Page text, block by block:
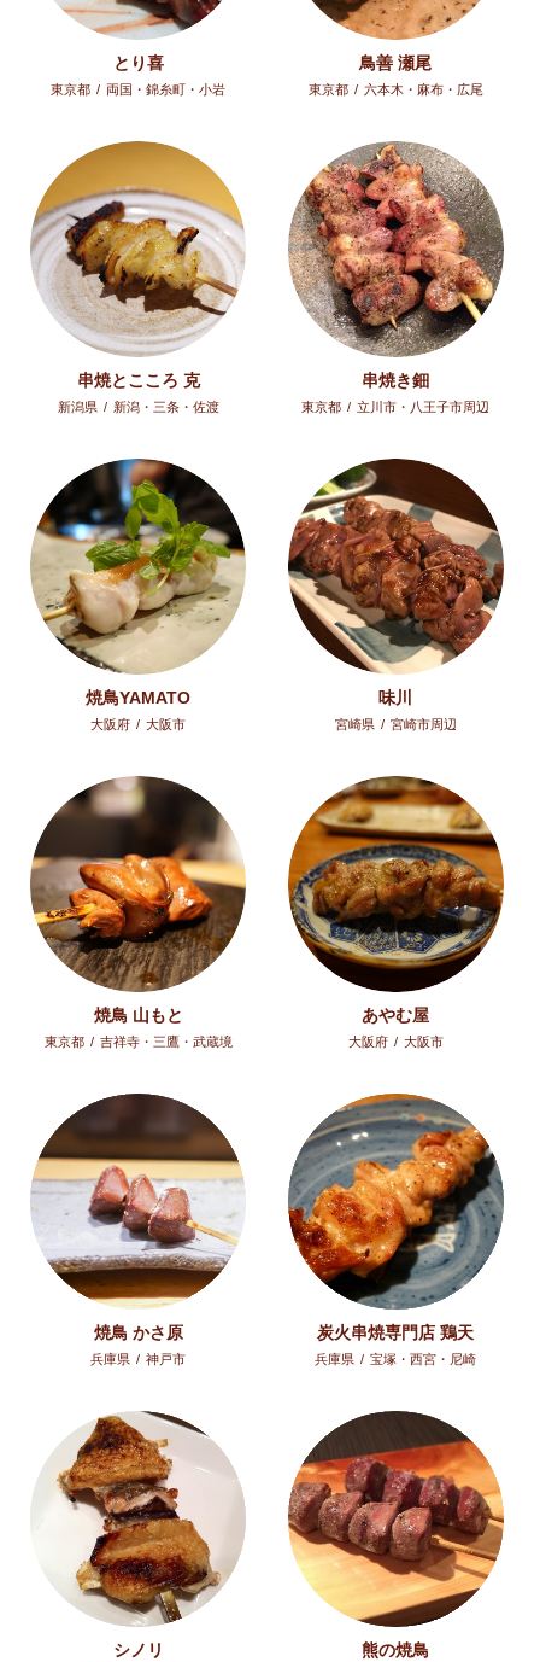
とり喜
東京都 / 両国・錦糸町・小岩
鳥善 瀬尾
東京都 / 六本木・麻布・広尾
串焼とこころ 克
新潟県 / 新潟・三条・佐渡
串焼き鈿
東京都 / 立川市・八王子市周辺
焼鳥YAMATO
大阪府 / 大阪市
味川
宮崎県 / 宮崎市周辺
焼鳥 山もと
東京都 / 吉祥寺・三鷹・武蔵境
あやむ屋
大阪府 / 大阪市
焼鳥 かさ原
兵庫県 / 神戸市
炭火串焼専門店 鶏天
兵庫県 / 宝塚・西宮・尼崎
シノリ 熊の焼鳥